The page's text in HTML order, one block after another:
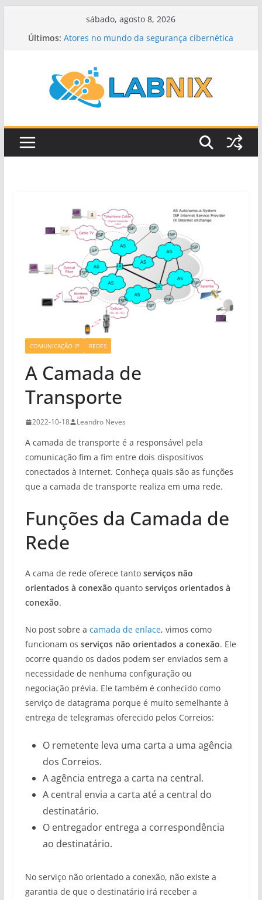
sábado, agosto 8, 2026
Últimos: Atores no mundo da segurança cibernética
Roteamento por vetor de distância
Roteamento Dinâmico
COMUNICAÇÃO IP REDES
A Camada de
Transporte
2022-10-18 Leandro Neves
A camada de transporte é a responsável pela
comunicação fim a fim entre dois dispositivos
conectados à Internet. Conheça quais são as funções
que a camada de transporte realiza em uma rede.
Funções da Camada de
Rede
A cama de rede oferece tanto serviços não
orientados à conexão quanto serviços orientados à
conexão.
No post sobre a camada de enlace, vimos como
funcionam os serviços não orientados a conexão. Ele
ocorre quando os dados podem ser enviados sem a
necessidade de nenhuma configuração ou
negociação prévia. Ele também é conhecido como
serviço de datagrama porque é muito semelhante à
entrega de telegramas oferecido pelos Correios:
O remetente leva uma carta a uma agência
dos Correios.
A agência entrega a carta na central.
A central envia a carta até a central do
destinatário.
O entregador entrega a correspondência
ao destinatário.
No serviço não orientado a conexão, não existe a
garantia de que o destinatário irá receber a